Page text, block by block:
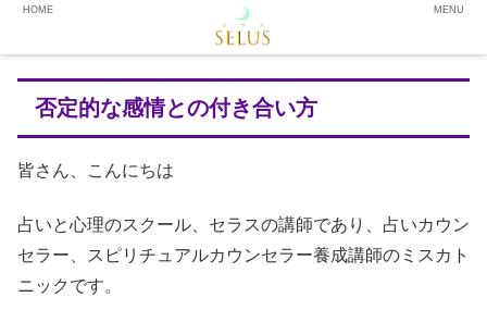
否定的な感情との付き合い方
皆さん、こんにちは
占いと心理のスクール、セラスの講師であり、占いカウン
セラー、スピリチュアルカウンセラー養成講師のミスカト
ニックです。
HOME MENU